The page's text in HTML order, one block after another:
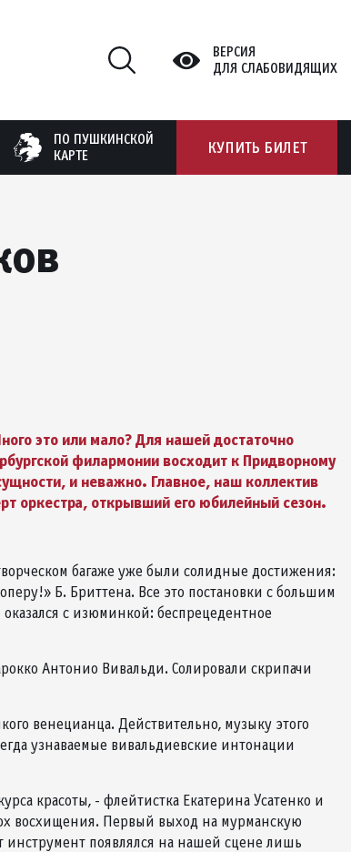
ВЕРСИЯ
ДЛЯ СЛАБОВИДЯЩИХ
ПО ПУШКИНСКОЙ
КАРТЕ
КУПИТЬ БИЛЕТ
это или мало? Для нашей достаточно
филармонии восходит к Придворному
и неважно. Главное, наш коллектив
оркестра, открывший его юбилейный сезон.
багаже уже были солидные достижения:
Б. Бриттена. Все это постановки с большим
с изюминкой: беспрецедентное
Антонио Вивальди. Солировали скрипачи
венецианца. Действительно, музыку этого
узнаваемые вивальдиевские интонации
красоты, - флейтистка Екатерина Усатенко и
восхищения. Первый выход на мурманскую
инструмент появлялся на нашей сцене лишь